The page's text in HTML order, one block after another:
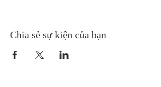
Chia sẻ sự kiện của bạn